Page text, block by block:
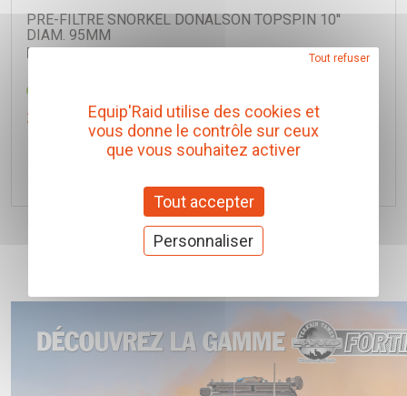
PRE-FILTRE SNORKEL DONALSON TOPSPIN 10''
DIAM. 95MM
Donaldson
260,00 € TTC (Prix pour 1 Pièce)
Equip'Raid utilise des cookies et
vous donne le contrôle sur ceux
que vous souhaitez activer
Tout accepter
Tout refuser
Personnaliser